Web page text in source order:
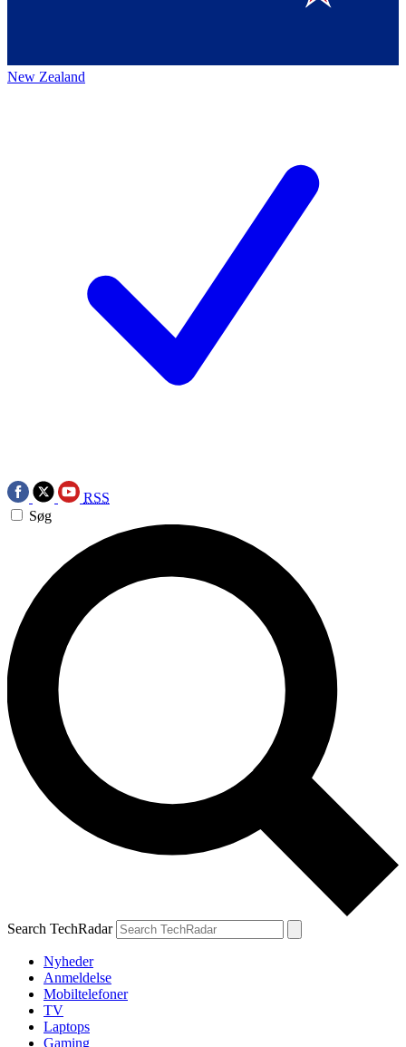
New Zealand
RSS
Søg
Search TechRadar
Nyheder
Anmeldelse
Mobiltelefoner
TV
Laptops
Gaming